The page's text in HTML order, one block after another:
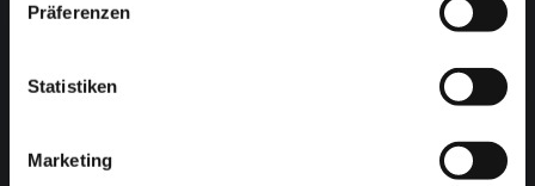
Präferenzen
Statistiken
Marketing
Performance